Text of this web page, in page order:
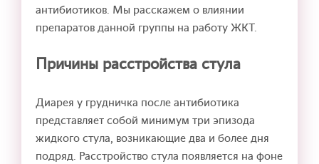
антибиотиков. Мы расскажем о влиянии
препаратов данной группы на работу ЖКТ.
Причины расстройства стула
Диарея у грудничка после антибиотика
представляет собой минимум три эпизода
жидкого стула, возникающие два и более дня
подряд. Расстройство стула появляется на фоне